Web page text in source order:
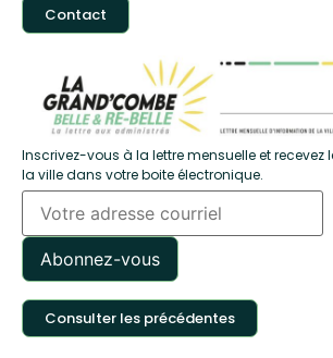
Contact
Inscrivez-vous à la lettre mensuelle et recevez
la ville dans votre boite électronique.
Consulter les précédentes